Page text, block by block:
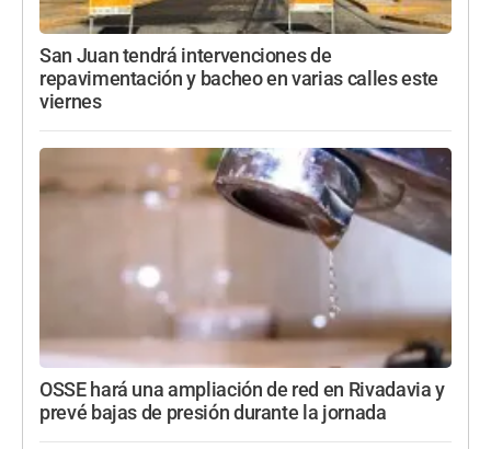
San Juan tendrá intervenciones de
repavimentación y bacheo en varias calles este
viernes
OSSE hará una ampliación de red en Rivadavia y
prevé bajas de presión durante la jornada